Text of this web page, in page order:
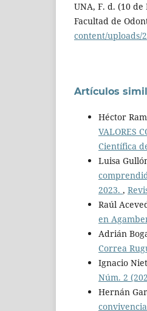
UNA, F. d. (10
Facultad de
content/uploads/
Artículos
Héctor
VALORES
Científica
Luisa
2023. ,
Raúl
en
Adrián
Correa
Ignacio
Núm. 2
Hernán